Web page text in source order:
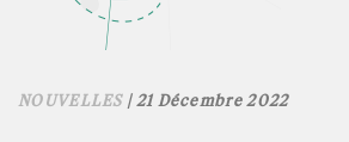
NOUVELLES| 21 Décembre 2022